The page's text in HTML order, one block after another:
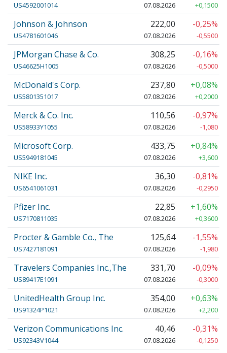
US4592001014 07.08.2026 +0,1500
Johnson & Johnson
US4781601046
222,00
07.08.2026
-0,25%
-0,5500
JPMorgan Chase & Co.
US46625H1005
308,25
07.08.2026
-0,16%
-0,5000
McDonald's Corp.
US5801351017
237,80
07.08.2026
+0,08%
+0,2000
Merck & Co. Inc.
US58933Y1055
110,56
07.08.2026
-0,97%
-1,080
Microsoft Corp.
US5949181045
433,75
07.08.2026
+0,84%
+3,600
NIKE Inc.
US6541061031
36,30
07.08.2026
-0,81%
-0,2950
Pfizer Inc.
US7170811035
22,85
07.08.2026
+1,60%
+0,3600
Procter & Gamble Co., The
US7427181091
125,64
07.08.2026
-1,55%
-1,980
Travelers Companies Inc.,The
US89417E1091
331,70
07.08.2026
-0,09%
-0,3000
UnitedHealth Group Inc.
US91324P1021
354,00
07.08.2026
+0,63%
+2,200
Verizon Communications Inc.
US92343V1044
40,46
07.08.2026
-0,31%
-0,1250